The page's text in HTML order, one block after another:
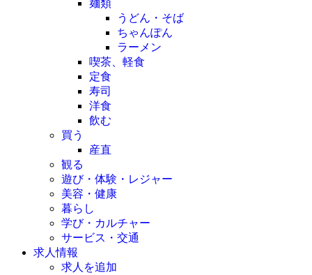
麺類
うどん・そば
ちゃんぽん
ラーメン
喫茶、軽食
定食
寿司
洋食
飲む
買う
産直
観る
遊び・体験・レジャー
美容・健康
暮らし
学び・カルチャー
サービス・交通
求人情報
求人を追加